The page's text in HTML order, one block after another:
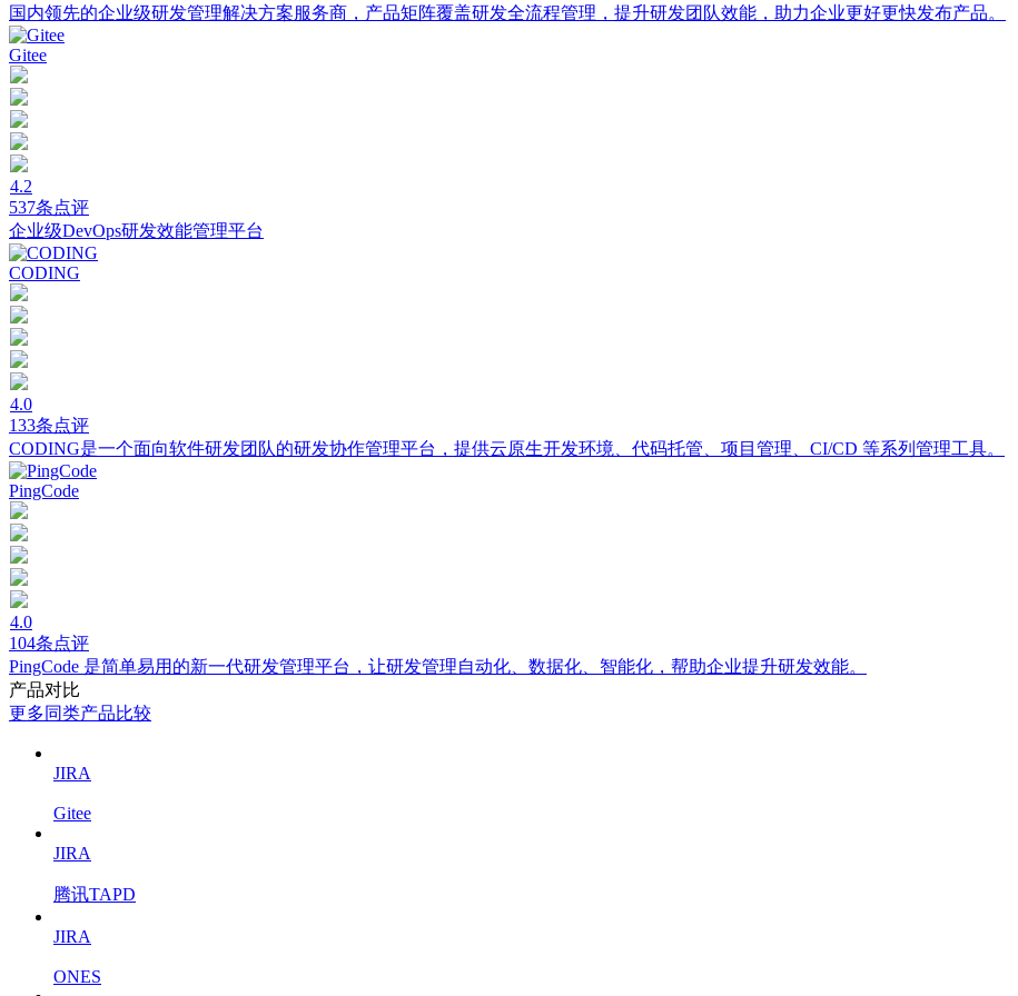
国内领先的企业级研发管理解决方案服务商，产品矩阵覆盖研发全流程管理，提升研发团队效能，助力企业更好更快发布产品。
Gitee
4.2
537条点评
企业级DevOps研发效能管理平台
CODING
4.0
133条点评
CODING是一个面向软件研发团队的研发协作管理平台，提供云原生开发环境、代码托管、项目管理、CI/CD 等系列管理工具。
PingCode
4.0
104条点评
PingCode 是简单易用的新一代研发管理平台，让研发管理自动化、数据化、智能化，帮助企业提升研发效能。
产品对比
更多同类产品比较
JIRA
Gitee
JIRA
腾讯TAPD
JIRA
ONES